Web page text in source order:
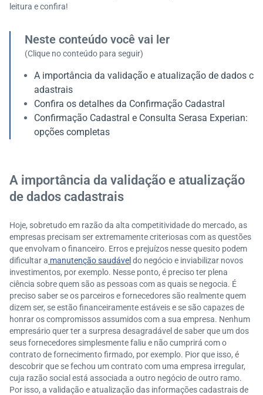
leitura e confira!
Neste conteúdo você vai ler
(Clique no conteúdo para seguir)
A importância da validação e atualização de dados c
adastrais
Confira os detalhes da Confirmação Cadastral
Confirmação Cadastral e Consulta Serasa Experian:
opções completas
A importância da validação e atualização
de dados cadastrais
Hoje, sobretudo em razão da alta competitividade do mercado, as
empresas precisam ser extremamente criteriosas com as questões
que envolvam o financeiro. Erros e prejuízos nesse quesito podem
dificultar a manutenção saudável do negócio e inviabilizar novos
investimentos, por exemplo. Nesse ponto, é preciso ter plena
ciência sobre quem são as pessoas com as quais se negocia. É
preciso saber se os parceiros e fornecedores são realmente quem
dizem ser, se estão financeiramente estáveis e se são capazes de
honrar os compromissos assumidos com a sua empresa. Nenhum
empresário quer ter a surpresa desagradável de saber que um dos
seus fornecedores simplesmente faliu e não cumprirá com o
contrato de fornecimento firmado, por exemplo. Pior que isso, é
descobrir que se fechou um contrato com uma empresa irregular,
cuja razão social está associada a outro negócio de outro ramo.
Por isso, a validação e atualização das informações cadastrais de